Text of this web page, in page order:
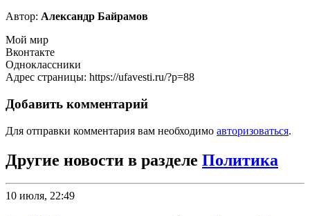
Автор: Александр Байрамов
Мой мир
Вконтакте
Одноклассники
Адрес страницы: https://ufavesti.ru/?p=88
Добавить комментарий
Для отправки комментария вам необходимо авторизоваться.
Другие новости в разделе Политика
10 июля, 22:49